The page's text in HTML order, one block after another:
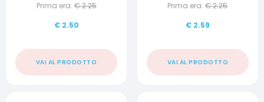
Prima era: €2.25
€ 2.50
VAI AL PRODOTTO
Prima era: €2.25
€ 2.59
VAI AL PRODOTTO